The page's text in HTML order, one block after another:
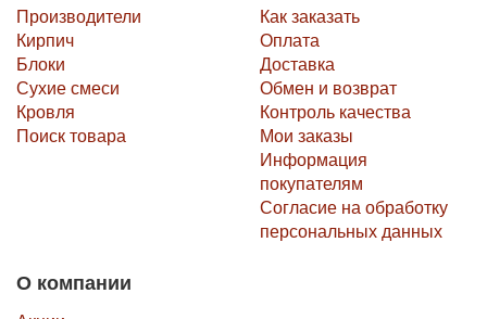
Производители
Кирпич
Блоки
Сухие смеси
Кровля
Поиск товара
Как заказать
Оплата
Доставка
Обмен и возврат
Контроль качества
Мои заказы
Информация
покупателям
Согласие на обработку
персональных данных
О компании